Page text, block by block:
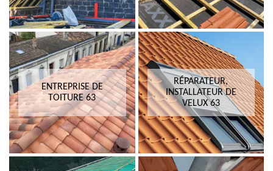
ENTREPRISE DE
TOITURE 63
RÉPARATEUR,
INSTALLATEUR DE
VELUX 63